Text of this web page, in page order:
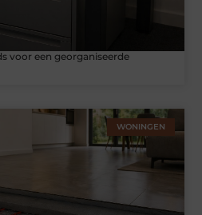
voor een georganiseerde
WONINGEN